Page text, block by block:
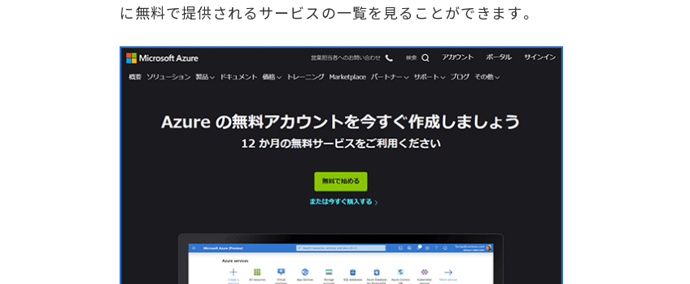
に無料で提供されるサービスの一覧を見ることができます。